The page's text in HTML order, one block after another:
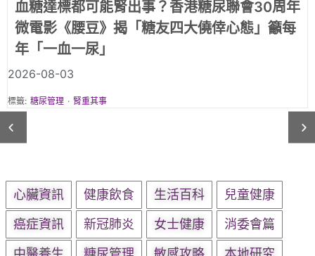
《腰豆》第一集《職業司機篇》｜「頂硬上」
的職業司機：腳腫、疲倦，只是年紀大？還是
三高警號？
2026-08-03
標籤: 糖尿管理 · 腎重其事
心臟資訊 健康飲食 生活百科
兒童健康
癌症資訊
新冠肺炎 女士健康
消委會篇